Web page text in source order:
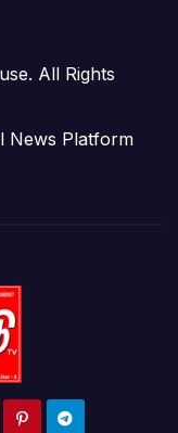
All Rights
News Platform